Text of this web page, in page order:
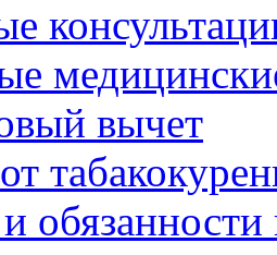
вычет